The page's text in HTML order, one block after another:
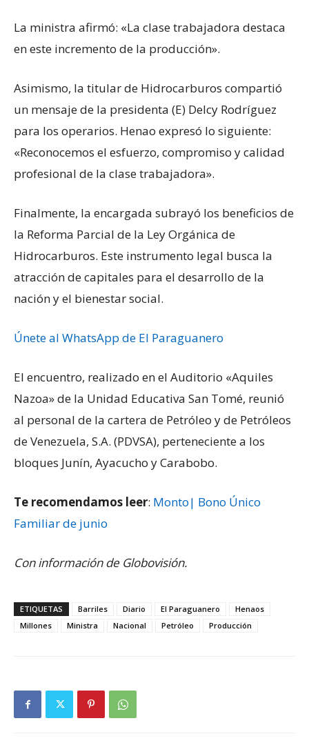
La ministra afirmó: «La clase trabajadora destaca
en este incremento de la producción».
Asimismo, la titular de Hidrocarburos compartió
un mensaje de la presidenta (E) Delcy Rodríguez
para los operarios. Henao expresó lo siguiente:
«Reconocemos el esfuerzo, compromiso y calidad
profesional de la clase trabajadora».
Finalmente, la encargada subrayó los beneficios de
la Reforma Parcial de la Ley Orgánica de
Hidrocarburos. Este instrumento legal busca la
atracción de capitales para el desarrollo de la
nación y el bienestar social.
Únete al WhatsApp de El Paraguanero
El encuentro, realizado en el Auditorio «Aquiles
Nazoa» de la Unidad Educativa San Tomé, reunió
al personal de la cartera de Petróleo y de Petróleos
de Venezuela, S.A. (PDVSA), perteneciente a los
bloques Junín, Ayacucho y Carabobo.
Te recomendamos leer: Monto| Bono Único
Familiar de junio
Con información de Globovisión.
ETIQUETAS Barriles Diario El Paraguanero
Henaos
Millones
Ministra Nacional Petróleo Producción